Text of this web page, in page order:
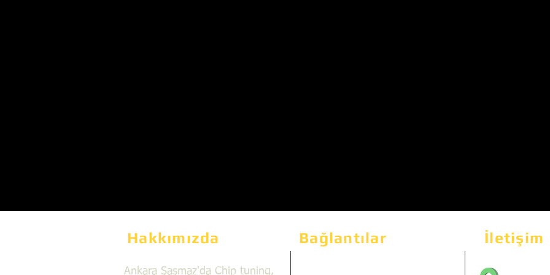
Hakkımızda Bağlantılar İletişim
Ankara Şaşmaz'da Chip tuning,